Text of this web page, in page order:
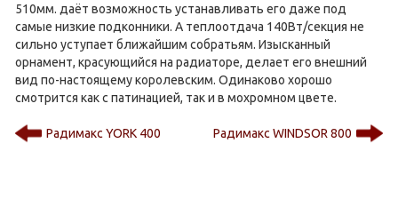
510мм. даёт возможность устанавливать его даже под
самые низкие подконники. А теплоотдача 140Вт/секция не
сильно уступает ближайшим собратьям. Изысканный
орнамент, красующийся на радиаторе, делает его внешний
вид по-настоящему королевским. Одинаково хорошо
смотрится как с патинацией, так и в мохромном цвете.
Радимакс YORK 400 Радимакс WINDSOR 800